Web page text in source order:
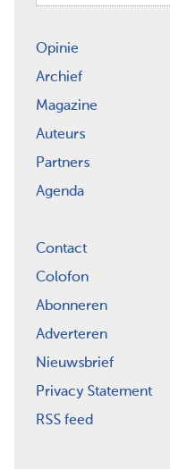
Opinie
Archief
Magazine
Auteurs
Partners
Agenda
Contact
Colofon
Abonneren
Adverteren
Nieuwsbrief
Privacy Statement
RSS feed